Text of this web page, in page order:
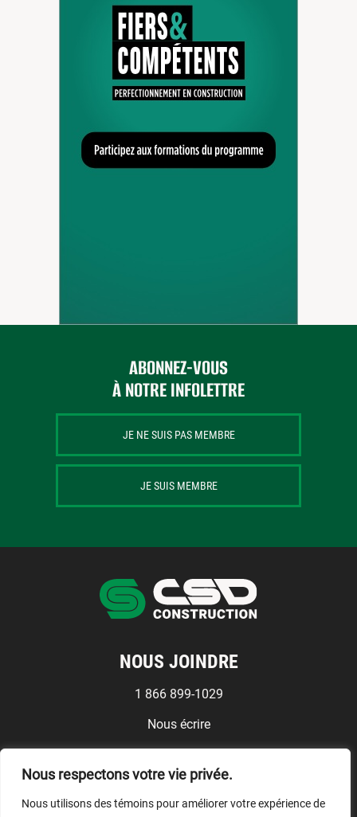
Nous respectons votre vie privée.
Nous utilisons des témoins pour améliorer votre expérience de
NOUS JOINDRE
1 866 899-1029
Nous écrire
Conditions d'utilisation
ABONNEZ-VOUS
À NOTRE INFOLETTRE
JE NE SUIS PAS MEMBRE
JE SUIS MEMBRE